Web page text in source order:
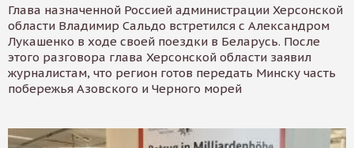
Глава назначенной Россией администрации Херсонской
области Владимир Сальдо встретился с Александром
Лукашенко в ходе своей поездки в Беларусь. После
этого разговора глава Херсонской области заявил
журналистам, что регион готов передать Минску часть
побережья Азовского и Черного морей